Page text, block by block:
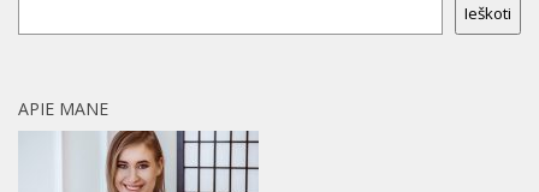
Ieškoti
APIE MANE